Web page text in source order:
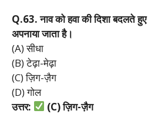
Q.63.नावकोहवाकीदिशाबदलतेहुए
अपनायाजाताहै।
(A) सीधा
(B) टेढ़ा-मेढ़ा
(C) ज़िग-ज़ैग
(D) गोल
उत्तर:
(C)ज़िग-ज़ैग